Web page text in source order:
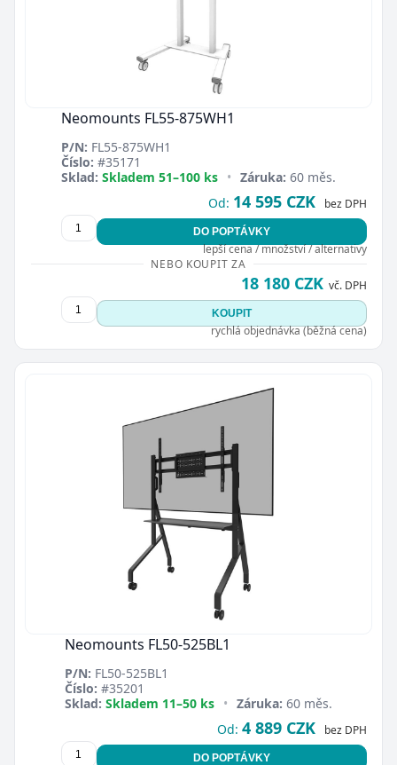
Neomounts FL55-875WH1
P/N: FL55-875WH1
Číslo: #35171
Sklad: Skladem 51–100 ks • Záruka: 60 měs.
Od: 14 595 CZK bez DPH
DO POPTÁVKY
lepší cena / množství / alternativy
NEBO KOUPIT ZA
18 180 CZK vč. DPH
KOUPIT
rychlá objednávka (běžná cena)
Neomounts FL50-525BL1
P/N: FL50-525BL1
Číslo: #35201
Sklad: Skladem 11–50 ks • Záruka: 60 měs.
Od: 4 889 CZK bez DPH
DO POPTÁVKY